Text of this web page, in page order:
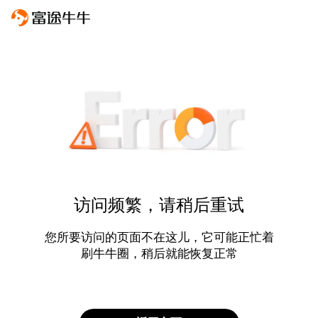
访问频繁，请稍后重试
您所要访问的页面不在这儿，它可能正忙着
刷牛牛圈，稍后就能恢复正常